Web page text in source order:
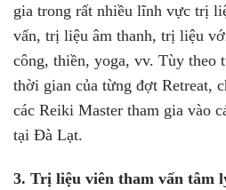
gia trong rất nhiều lĩnh vực trị
vấn, trị liệu âm thanh, trị liệu
công, thiền, yoga, vv. Tùy theo
thời gian của từng đợt Retreat,
các Reiki Master tham gia vào
tại Đà Lạt.
3. Trị liệu viên tham vấn tâm